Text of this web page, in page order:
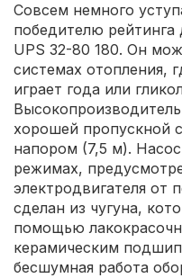
Совсем немного
победителю рейтинга
UPS 32-80 180. Он
системах отопления,
играет года или
хорошей пропускной
напором (7,5 м).
режимах,
электродвигателя от
сделан из чугуна,
помощью
керамическим
бесшумная работа